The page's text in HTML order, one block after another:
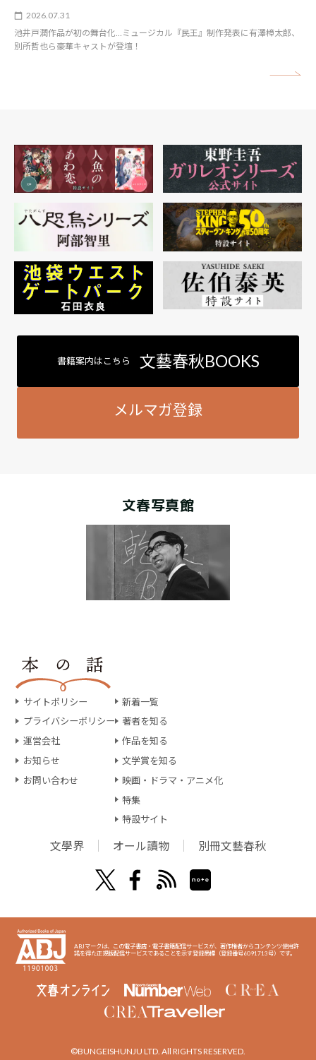
2026.07.31
池井戸潤作品が初の舞台化…ミュージカル『民王』制作発表に有澤樟太郎、
別所哲也ら豪華キャストが登壇！
書籍案内はこちら 文藝春秋BOOKS
メルマガ登録
文春写真館
サイトポリシー
プライバシーポリシー
運営会社
お知らせ
お問い合わせ
新着一覧
著者を知る
作品を知る
文学賞を知る
映画・ドラマ・アニメ化
特集
特設サイト
文學界 オール讀物 別冊文藝春秋
ABJマークは、この電子書店・電子書籍配信サービスが、著作権者からコンテンツ使用許
諾を得た正規版配信サービスであることを示す登録商標（登録番号6091713号）です。
©BUNGEISHUNJU LTD. All RIGHTS RESERVED.